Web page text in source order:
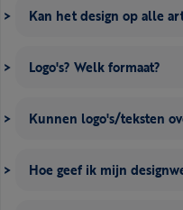
Kan het design op alle
Logo's? Welk formaat?
Kunnen logo's/teksten
Hoe geef ik mijn